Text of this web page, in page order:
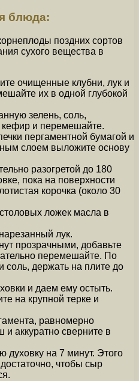
блюда:
поздних сортов
сухого вещества в
очищенные клубни, лук и
их в одной глубокой
зелень, соль,
кефир и перемешайте.
пергаментной бумагой и
слоем выложите основу
разогретой до 180
пока на поверхности
корочка (около 30
ложек масла в
лук.
прозрачными, добавьте
перемешайте. По
соль, держать на плите до
и даем ему остыть.
на крупной терке и
равномерно
аккуратно сверните в
духовку на 7 минут. Этого
чтобы сыр